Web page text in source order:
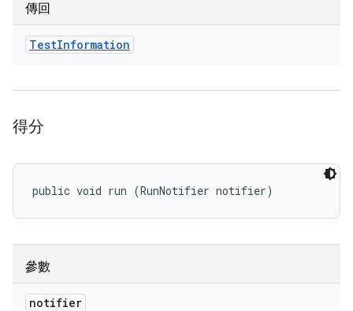
傳回
TestInformation
得分
public void run (RunNotifier notifier)
參數
notifier